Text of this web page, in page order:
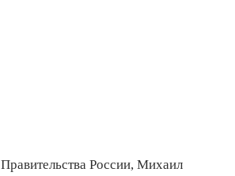
Правительства России, Михаил